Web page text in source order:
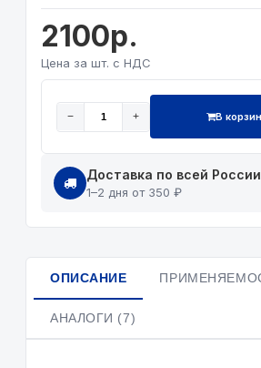
2100р.
Цена за шт. с НДС
− + В
Доставка по всей России
1–2 дня от 350 ₽
ОПИСАНИЕ
АНАЛОГИ (7)